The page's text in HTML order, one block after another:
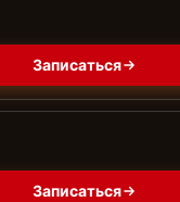
Записаться
Записаться